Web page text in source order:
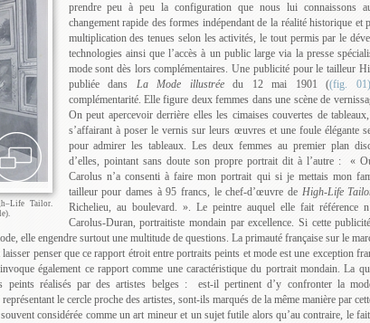
Tailor.
prendre peu à peu la configuration que nous lui connaissons
changement rapide des formes indépendant de la réalité historique et
multiplication des tenues selon les activités, le tout permis par le
technologies ainsi que l’accès à un public large via la presse
mode sont dès lors complémentaires. Une publicité pour le tailleur
publiée dans La Mode illustréedu 12 mai 1901 ((fig. 01)
complémentarité. Elle figure deux femmes dans une scène de
On peut apercevoir derrière elles les cimaises couvertes de
s’affairant à poser le vernis sur leurs œuvres et une foule élégante
pour admirer les tableaux. Les deux femmes au premier plan
d’elles, pointant sans doute son propre portrait dit à l’autre : «
Carolus n’a consenti à faire mon portrait qui si je mettais mon
tailleur pour dames à 95 francs, le chef-d’œuvre de High-Life
Richelieu, au boulevard. ». Le peintre auquel elle fait référence
Carolus-Duran, portraitiste mondain par excellence. Si cette
elle engendre surtout une multitude de questions. La primauté française sur le
penser que ce rapport étroit entre portraits peints et mode est une exception
également ce rapport comme une caractéristique du portrait mondain. La
peints réalisés par des artistes belges : est-il pertinent d’y confronter la
le cercle proche des artistes, sont-ils marqués de la même manière par
considérée comme un art mineur et un sujet futile alors qu’au contraire, le